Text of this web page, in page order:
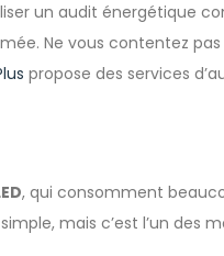
un audit énergétique
Ne vous contentez pas
propose des services
, qui consomment
mais c’est l’un des